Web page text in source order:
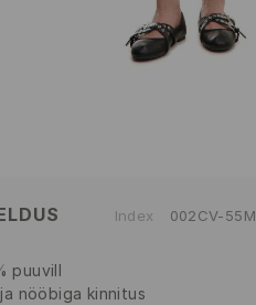
Index 002CV-55M
puuvill
nööbiga kinnitus